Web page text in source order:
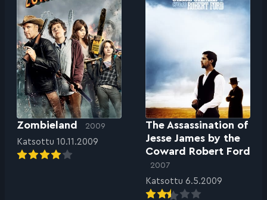
Zombieland 2009
Katsottu 10.11.2009
The Assassination of
Jesse James by the
Coward Robert Ford
2007
Katsottu 6.5.2009